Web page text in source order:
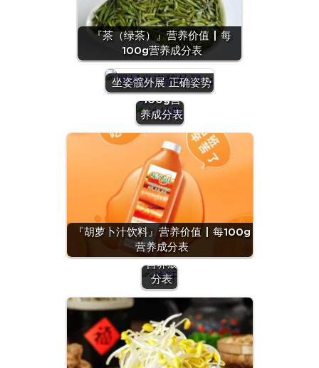
『茶（绿茶）』营养价值 | 每
100g营养成分表
坐姿髋外展 正确姿势
『沙拉
酱』营养
价值 | 每
100g营
养成分表
『胡萝卜汁饮料』营养价值 | 每100g
营养成分表
『羊
肝』营
养价值
| 每
100g
营养成
分表